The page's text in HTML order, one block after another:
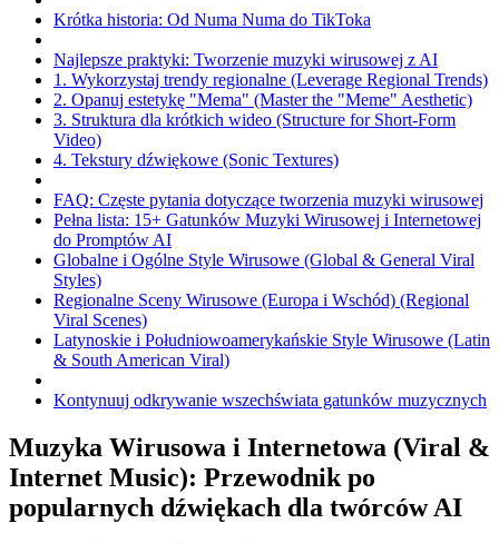
Krótka historia: Od Numa Numa do TikToka
Najlepsze praktyki: Tworzenie muzyki wirusowej z AI
1. Wykorzystaj trendy regionalne (Leverage Regional Trends)
2. Opanuj estetykę "Mema" (Master the "Meme" Aesthetic)
3. Struktura dla krótkich wideo (Structure for Short-Form
Video)
4. Tekstury dźwiękowe (Sonic Textures)
FAQ: Częste pytania dotyczące tworzenia muzyki wirusowej
Pełna lista: 15+ Gatunków Muzyki Wirusowej i Internetowej
do Promptów AI
Globalne i Ogólne Style Wirusowe (Global & General Viral
Styles)
Regionalne Sceny Wirusowe (Europa i Wschód) (Regional
Viral Scenes)
Latynoskie i Południowoamerykańskie Style Wirusowe (Latin
& South American Viral)
Kontynuuj odkrywanie wszechświata gatunków muzycznych
Muzyka Wirusowa i Internetowa (Viral &
Internet Music): Przewodnik po
popularnych dźwiękach dla twórców AI